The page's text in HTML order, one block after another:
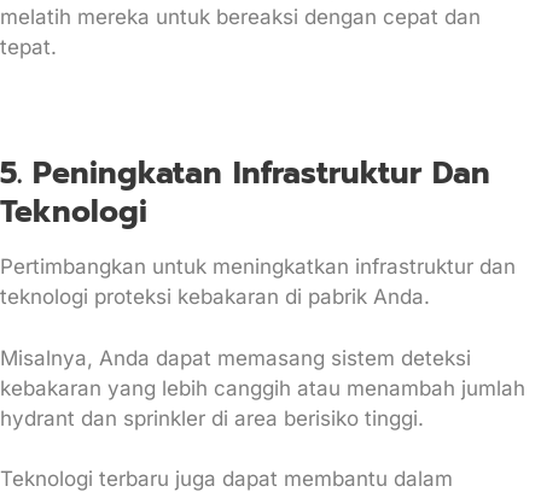
melatih mereka untuk bereaksi dengan cepat dan
tepat.
5. Peningkatan Infrastruktur Dan
Teknologi
Pertimbangkan untuk meningkatkan infrastruktur dan
teknologi proteksi kebakaran di pabrik Anda.
Misalnya, Anda dapat memasang sistem deteksi
kebakaran yang lebih canggih atau menambah jumlah
hydrant dan sprinkler di area berisiko tinggi.
Teknologi terbaru juga dapat membantu dalam